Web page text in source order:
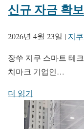
신규 자금 확보
2026년 4월 23일 | 지
장쑤 지쿠 스마트 테
치마크 기업인…
더 읽기